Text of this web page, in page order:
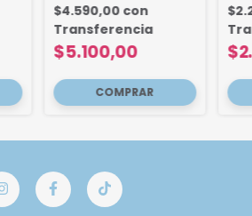
$5.100,00
$4.590,00 con
Transferencia